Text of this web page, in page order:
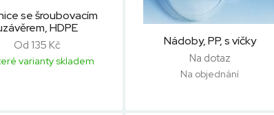
se šroubovacím
HDPE
Od 135 Kč
varianty skladem
Nádoby, PP, s víčky
Na dotaz
Na objednání